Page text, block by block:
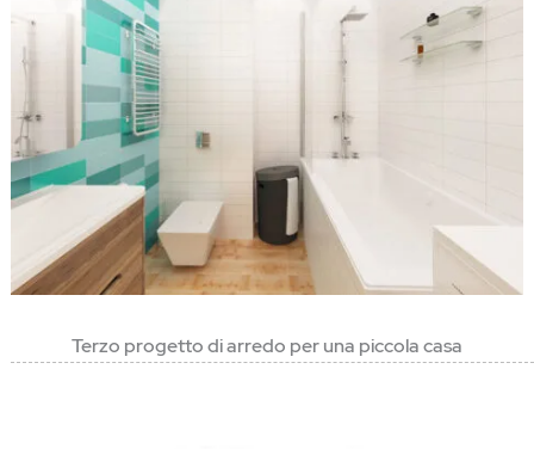
Terzo progetto di arredo per una piccola casa